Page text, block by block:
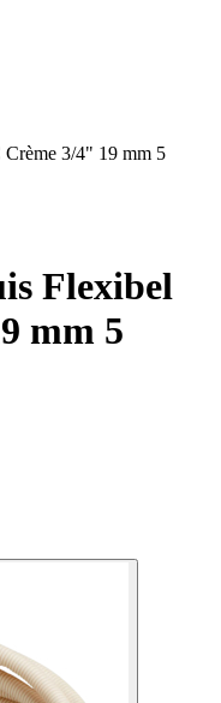
3/4" 19 mm 5
Flexibel
mm 5